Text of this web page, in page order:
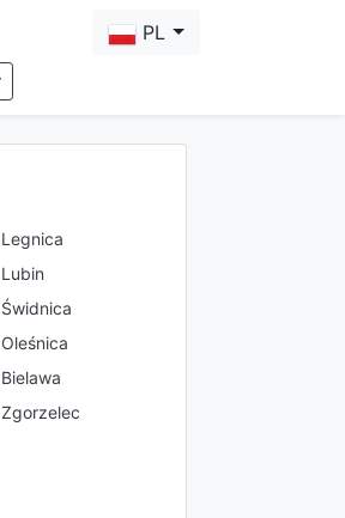
PL
Legnica
Lubin
Świdnica
Oleśnica
Bielawa
Zgorzelec